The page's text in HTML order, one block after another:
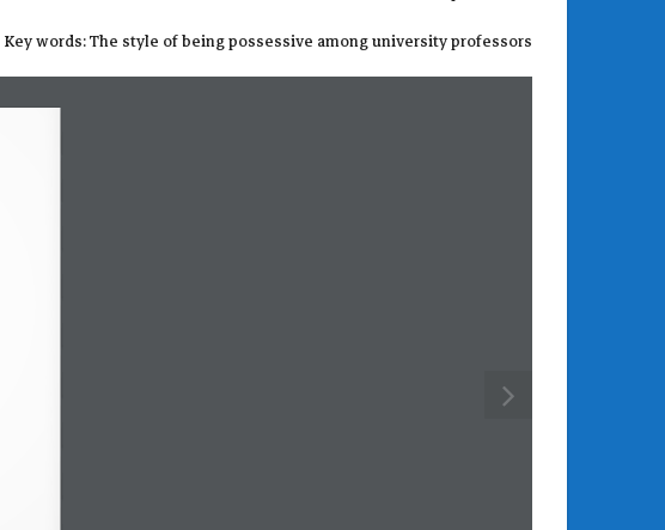
Key words: The style of being possessive among university professors